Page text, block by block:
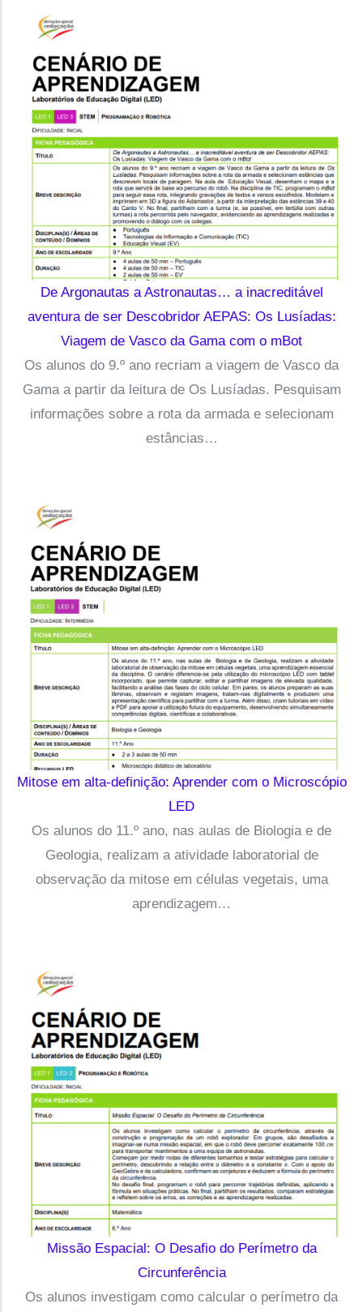
De Argonautas a Astronautas… a inacreditável
aventura de ser Descobridor AEPAS: Os Lusíadas:
Viagem de Vasco da Gama com o mBot
Os alunos do 9.º ano recriam a viagem de Vasco da
Gama a partir da leitura de Os Lusíadas. Pesquisam
informações sobre a rota da armada e selecionam
estâncias…
Mitose em alta-definição: Aprender com o Microscópio
LED
Os alunos do 11.º ano, nas aulas de Biologia e de
Geologia, realizam a atividade laboratorial de
observação da mitose em células vegetais, uma
aprendizagem…
Missão Espacial: O Desafio do Perímetro da
Circunferência
Os alunos investigam como calcular o perímetro da